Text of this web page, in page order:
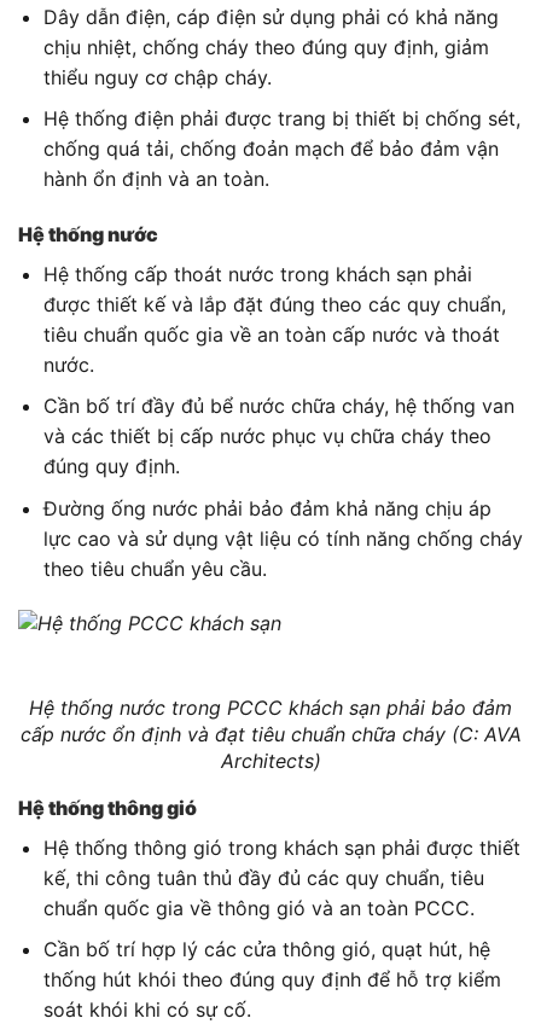
Dây dẫn điện, cáp điện sử dụng phải có khả năng
chịu nhiệt, chống cháy theo đúng quy định, giảm
thiểu nguy cơ chập cháy.
Hệ thống điện phải được trang bị thiết bị chống sét,
chống quá tải, chống đoản mạch để bảo đảm vận
hành ổn định và an toàn.
Hệ thống nước
Hệ thống cấp thoát nước trong khách sạn phải
được thiết kế và lắp đặt đúng theo các quy chuẩn,
tiêu chuẩn quốc gia về an toàn cấp nước và thoát
nước.
Cần bố trí đầy đủ bể nước chữa cháy, hệ thống van
và các thiết bị cấp nước phục vụ chữa cháy theo
đúng quy định.
Đường ống nước phải bảo đảm khả năng chịu áp
lực cao và sử dụng vật liệu có tính năng chống cháy
theo tiêu chuẩn yêu cầu.
Hệ thống nước trong PCCC khách sạn phải bảo đảm
cấp nước ổn định và đạt tiêu chuẩn chữa cháy (C: AVA
Architects)
Hệ thống thông gió
Hệ thống thông gió trong khách sạn phải được thiết
kế, thi công tuân thủ đầy đủ các quy chuẩn, tiêu
chuẩn quốc gia về thông gió và an toàn PCCC.
Cần bố trí hợp lý các cửa thông gió, quạt hút, hệ
thống hút khói theo đúng quy định để hỗ trợ kiểm
soát khói khi có sự cố.